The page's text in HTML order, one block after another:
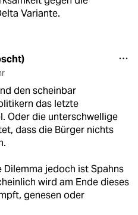
Variante.
den scheinbar
das letzte
Oder die unterschwellige
dass die Bürger nichts
Dilemma jedoch ist Spahns
wird am Ende dieses
genesen oder